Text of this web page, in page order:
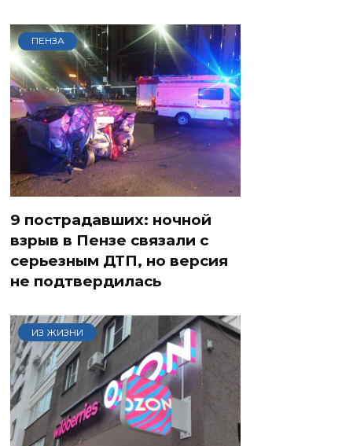
ПЕНЗА
9 пострадавших: ночной
взрыв в Пензе связали с
серьезным ДТП, но версия
не подтвердилась
ИЗ ЖИЗНИ